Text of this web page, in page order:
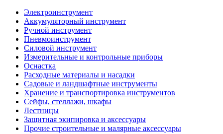
Электроинструмент
Аккумуляторный инструмент
Ручной инструмент
Пневмоинструмент
Силовой инструмент
Измерительные и контрольные приборы
Оснастка
Расходные материалы и насадки
Садовые и ландшафтные инструменты
Хранение и транспортировка инструментов
Сейфы, стеллажи, шкафы
Лестницы
Защитная экипировка и аксессуары
Прочие строительные и малярные аксессуары